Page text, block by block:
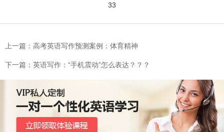
33
上一篇：高考英语写作预测案例：体育精神
下一篇：英语写作：“手机震动”怎么表达？？？